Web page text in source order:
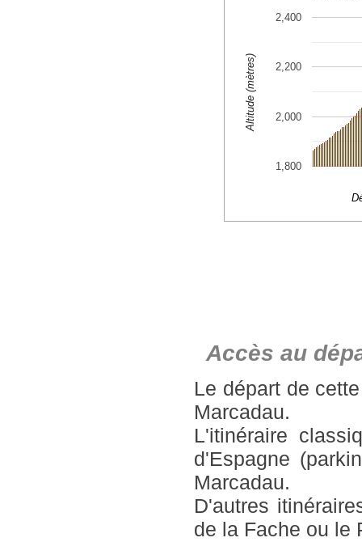
Accès au
Le départ de
Marcadau.
L'itinéraire
d'Espagne
Marcadau.
D'autres
de la Fache ou le